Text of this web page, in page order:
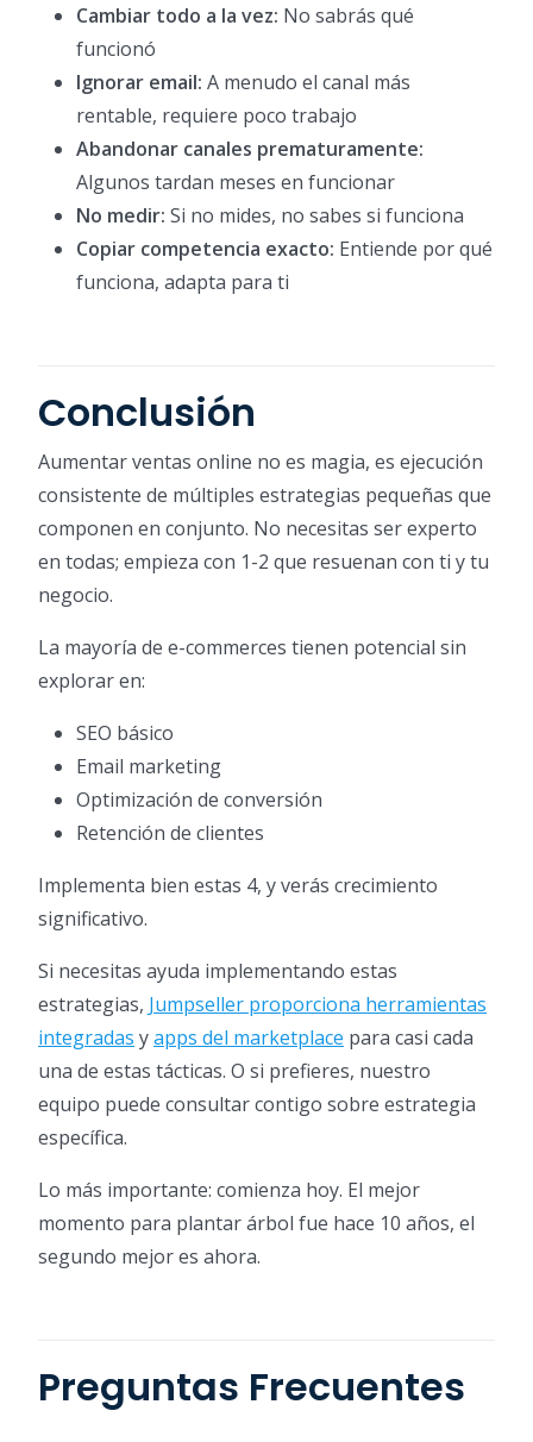
Cambiar todo a la vez: No sabrás qué
funcionó
Ignorar email: A menudo el canal más
rentable, requiere poco trabajo
Abandonar canales prematuramente:
Algunos tardan meses en funcionar
No medir: Si no mides, no sabes si funciona
Copiar competencia exacto: Entiende por qué
funciona, adapta para ti
Conclusión
Aumentar ventas online no es magia, es ejecución
consistente de múltiples estrategias pequeñas que
componen en conjunto. No necesitas ser experto
en todas; empieza con 1-2 que resuenan con ti y tu
negocio.
La mayoría de e-commerces tienen potencial sin
explorar en:
SEO básico
Email marketing
Optimización de conversión
Retención de clientes
Implementa bien estas 4, y verás crecimiento
significativo.
Si necesitas ayuda implementando estas
estrategias, Jumpseller proporciona herramientas
integradas yapps del marketplace para casi cada
una de estas tácticas. O si prefieres, nuestro
equipo puede consultar contigo sobre estrategia
específica.
Lo más importante: comienza hoy. El mejor
momento para plantar árbol fue hace 10 años, el
segundo mejor es ahora.
Preguntas Frecuentes